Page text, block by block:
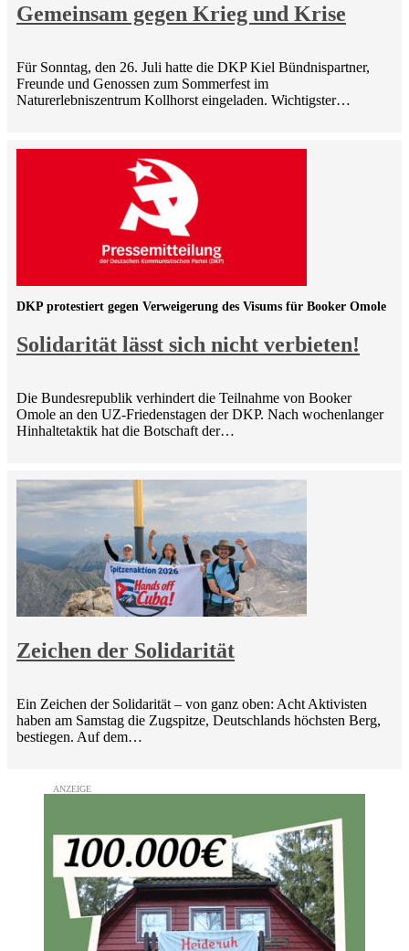
Gemeinsam gegen Krieg und Krise
Für Sonntag, den 26. Juli hatte die DKP Kiel Bündnispartner,
Freunde und Genossen zum Sommerfest im
Naturerlebniszentrum Kollhorst eingeladen. Wichtigster…
Solidarität lässt sich nicht verbieten!
DKP protestiert gegen Verweigerung des Visums für Booker Omole
Die Bundesrepublik verhindert die Teilnahme von Booker
Omole an den UZ-Friedenstagen der DKP. Nach wochenlanger
Hinhaltetaktik hat die Botschaft der…
Zeichen der Solidarität
Ein Zeichen der Solidarität – von ganz oben: Acht Aktivisten
haben am Samstag die Zugspitze, Deutschlands höchsten Berg,
bestiegen. Auf dem…